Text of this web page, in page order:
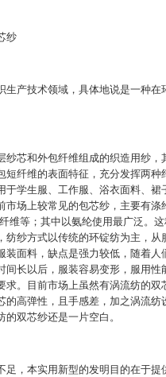
纱
生产技术领域，具体地说是一种在
纱芯和外包纤维组成的织造用纱，
短纤维的表面特征，充分发挥两种
于学生服、工作服、浴衣面料、
市场上较常见的包芯纱，主要有涤
维等；其中以氨纶使用最广泛。
纺纱方式以传统的环锭纺为主，从
装面料，缺点是强力较低，随着人
间长以后，服装容易变形，服用性
求。目前市场上虽然有涡流纺的双
的高弹性，且手感差，加之涡流纺
的双芯纱还是一片空白。
足，本实用新型的发明目的在于提